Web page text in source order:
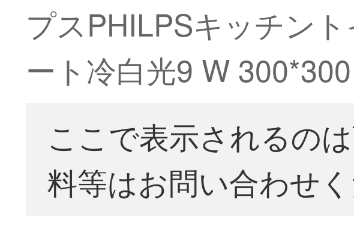
プスPHILPSキッチン
ート冷白光9 W
ここで表示されるの
料等はお問い合わせ